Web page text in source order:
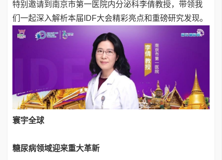
特别邀请到南京市第一医院内分泌科李倩教授，带领我
们一起深入解析本届IDF大会精彩亮点和重磅研究发现。
寰宇全球
糖尿病领域迎来重大革新